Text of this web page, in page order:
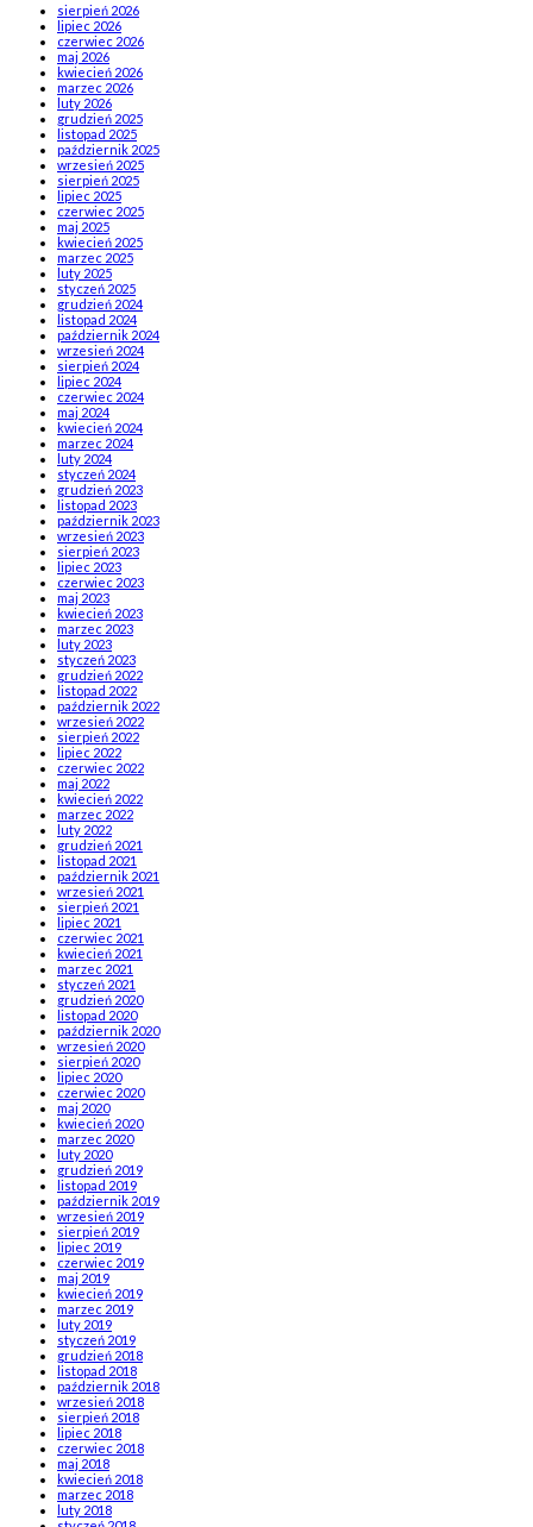
sierpień 2026
lipiec 2026
czerwiec 2026
maj 2026
kwiecień 2026
marzec 2026
luty 2026
grudzień 2025
listopad 2025
październik 2025
wrzesień 2025
sierpień 2025
lipiec 2025
czerwiec 2025
maj 2025
kwiecień 2025
marzec 2025
luty 2025
styczeń 2025
grudzień 2024
listopad 2024
październik 2024
wrzesień 2024
sierpień 2024
lipiec 2024
czerwiec 2024
maj 2024
kwiecień 2024
marzec 2024
luty 2024
styczeń 2024
grudzień 2023
listopad 2023
październik 2023
wrzesień 2023
sierpień 2023
lipiec 2023
czerwiec 2023
maj 2023
kwiecień 2023
marzec 2023
luty 2023
styczeń 2023
grudzień 2022
listopad 2022
październik 2022
wrzesień 2022
sierpień 2022
lipiec 2022
czerwiec 2022
maj 2022
kwiecień 2022
marzec 2022
luty 2022
grudzień 2021
listopad 2021
październik 2021
wrzesień 2021
sierpień 2021
lipiec 2021
czerwiec 2021
kwiecień 2021
marzec 2021
styczeń 2021
grudzień 2020
listopad 2020
październik 2020
wrzesień 2020
sierpień 2020
lipiec 2020
czerwiec 2020
maj 2020
kwiecień 2020
marzec 2020
luty 2020
grudzień 2019
listopad 2019
październik 2019
wrzesień 2019
sierpień 2019
lipiec 2019
czerwiec 2019
maj 2019
kwiecień 2019
marzec 2019
luty 2019
styczeń 2019
grudzień 2018
listopad 2018
październik 2018
wrzesień 2018
sierpień 2018
lipiec 2018
czerwiec 2018
maj 2018
kwiecień 2018
marzec 2018
luty 2018